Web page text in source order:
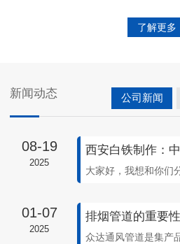
了解更多
新闻动态 公司新闻
08-19
2025
西安白铁制作：
01-07
2025
排烟管道的重要性